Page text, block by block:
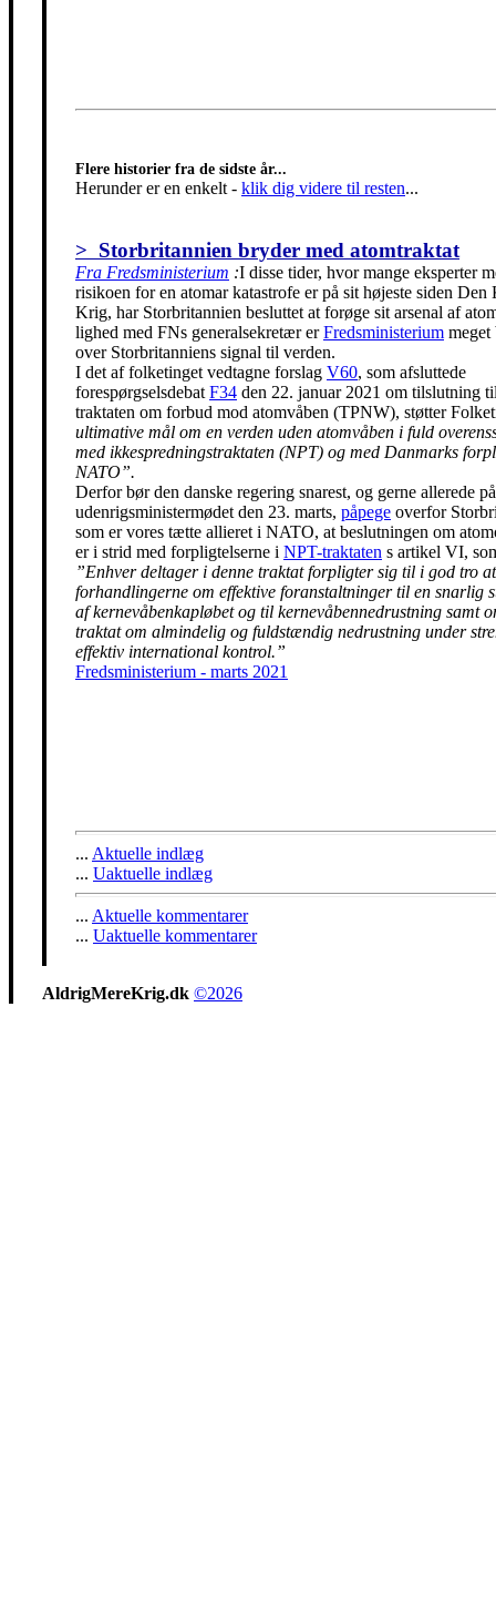
Flere historier fra de sidste år...
Herunder er en enkelt - klik dig videre til resten...
> Storbritannien bryder med atomtraktat
Fra Fredsministerium :I disse tider, hvor mange eksperter
risikoen for en atomar katastrofe er på sit højeste siden Den
Krig, har Storbritannien besluttet at forøge sit arsenal af
lighed med FNs generalsekretær erFredsministerium meget
over Storbritanniens signal til verden.
I det af folketinget vedtagne forslag V60, som afsluttede
forespørgselsdebat F34 den 22. januar 2021 om tilslutning
traktaten om forbud mod atomvåben (TPNW), støtter
ultimative mål om en verden uden atomvåben i fuld
med ikkespredningstraktaten (NPT) og med Danmarks
NATO”.
Derfor bør den danske regering snarest, og gerne allerede på
udenrigsministermødet den 23. marts, påpege overfor
som er vores tætte allieret i NATO, at beslutningen om
er i strid med forpligtelserne i NPT-traktaten s artikel VI,
”Enhver deltager i denne traktat forpligter sig til i god tro
forhandlingerne om effektive foranstaltninger til en snarlig
af kernevåbenkapløbet og til kernevåbennedrustning samt
traktat om almindelig og fuldstændig nedrustning under
effektiv international kontrol.”
Fredsministerium - marts 2021
... Aktuelle indlæg
... Uaktuelle indlæg
... Aktuelle kommentarer
... Uaktuelle kommentarer
AldrigMereKrig.dk ©2026